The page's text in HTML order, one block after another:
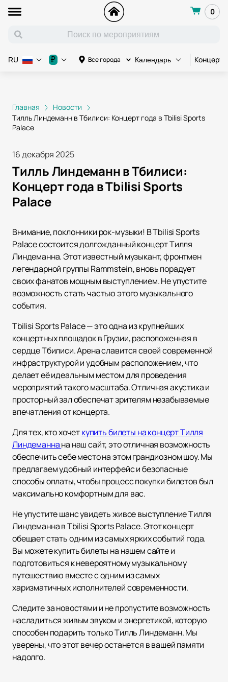
0
Все города Календарь Концерт
RU ₽
Главная
Новости
Тилль Линдеманн в Тбилиси: Концерт года в Tbilisi Sports
Palace
16 декабря 2025
Тилль Линдеманн в Тбилиси:
Концерт года в Tbilisi Sports
Palace
Внимание, поклонники рок-музыки! В Tbilisi Sports
Palace состоится долгожданный концерт Тилля
Линдеманна. Этот известный музыкант, фронтмен
легендарной группы Rammstein, вновь порадует
своих фанатов мощным выступлением. Не упустите
возможность стать частью этого музыкального
события.
Tbilisi Sports Palace — это одна из крупнейших
концертных площадок в Грузии, расположенная в
сердце Тбилиси. Арена славится своей современной
инфраструктурой и удобным расположением, что
делает её идеальным местом для проведения
мероприятий такого масштаба. Отличная акустика и
просторный зал обеспечат зрителям незабываемые
впечатления от концерта.
Для тех, кто хочеткупить билеты на концерт Тилля
Линдеманнана наш сайт, это отличная возможность
обеспечить себе место на этом грандиозном шоу. Мы
предлагаем удобный интерфейс и безопасные
способы оплаты, чтобы процесс покупки билетов был
максимально комфортным для вас.
Не упустите шанс увидеть живое выступление Тилля
Линдеманна в Tbilisi Sports Palace. Этот концерт
обещает стать одним из самых ярких событий года.
Вы можете купить билеты на нашем сайте и
подготовиться к невероятному музыкальному
путешествию вместе с одним из самых
харизматичных исполнителей современности.
Следите за новостями и не пропустите возможность
насладиться живым звуком и энергетикой, которую
способен подарить только Тилль Линдеманн. Мы
уверены, что этот вечер останется в вашей памяти
надолго.